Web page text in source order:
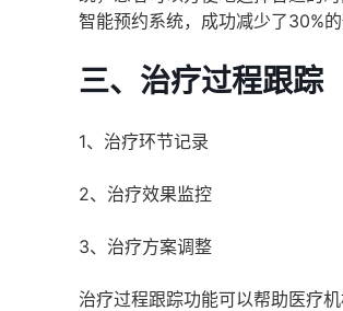
智能预约系统，成功减少了30%
三、治疗过程跟踪
1、治疗环节记录
2、治疗效果监控
3、治疗方案调整
治疗过程跟踪功能可以帮助医疗